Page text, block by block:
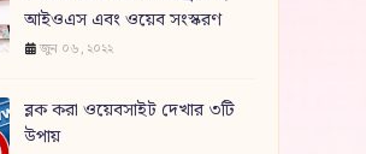
আইওএস এবং ওয়েব সংস্করণ
জুন ০৬, ২০২২
ব্লক করা ওয়েবসাইট দেখার ৩টি
উপায়